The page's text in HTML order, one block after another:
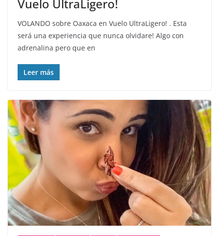
Vuelo UltraLigero!
VOLANDO sobre Oaxaca en Vuelo UltraLigero! . Esta
será una experiencia que nunca olvidare! Algo con
adrenalina pero que en
Leer más